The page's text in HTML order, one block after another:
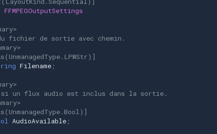
FFMPEGOutputSettings
fichier de sortie avec chemin.
Filename ;
un flux audio est inclus dans la sortie.
AudioAvailable ;